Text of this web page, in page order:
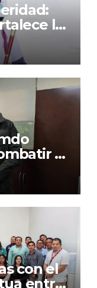
la
la
con el
entre